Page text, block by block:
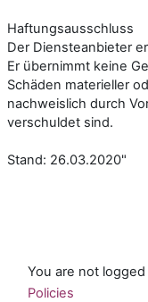
Haftungsausschluss
Der Diensteanbieter
Er übernimmt keine
Schäden materieller
nachweislich durch
verschuldet sind.
Stand: 26.03.2020"
You are not logged
Policies